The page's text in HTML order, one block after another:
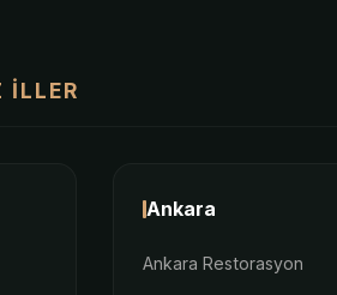
İLLER
Ankara
Ankara Restorasyon